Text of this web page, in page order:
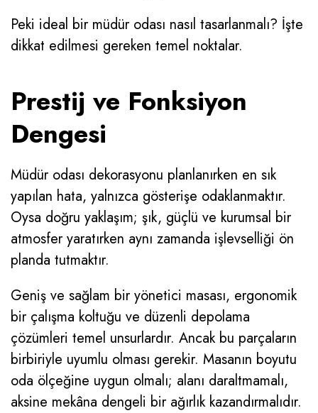
Peki ideal bir müdür odası nasıl tasarlanmalı? İşte
dikkat edilmesi gereken temel noktalar.
Prestij ve Fonksiyon
Dengesi
Müdür odası dekorasyonu planlanırken en sık
yapılan hata, yalnızca gösterişe odaklanmaktır.
Oysa doğru yaklaşım; şık, güçlü ve kurumsal bir
atmosfer yaratırken aynı zamanda işlevselliği ön
planda tutmaktır.
Geniş ve sağlam bir yönetici masası, ergonomik
bir çalışma koltuğu ve düzenli depolama
çözümleri temel unsurlardır. Ancak bu parçaların
birbiriyle uyumlu olması gerekir. Masanın boyutu
oda ölçeğine uygun olmalı; alanı daraltmamalı,
aksine mekâna dengeli bir ağırlık kazandırmalıdır.